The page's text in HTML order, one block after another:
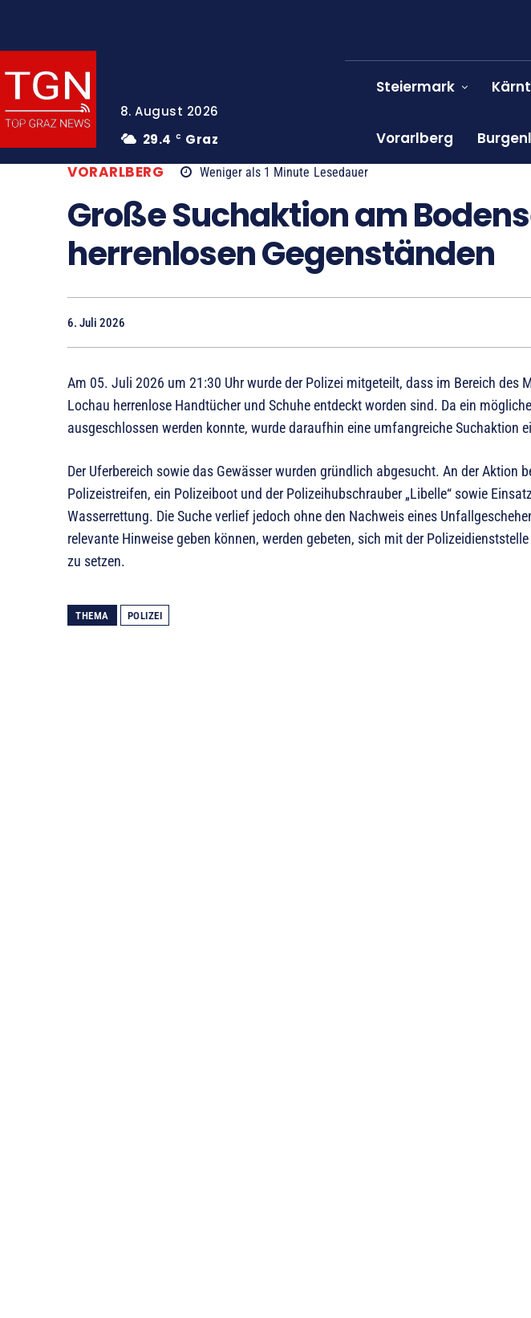
8. August 2026
29.4
C Graz
Steiermark
Vorarlberg
VORARLBERG
Weniger als 1 Minute Lesedauer
Große Suchaktion am
herrenlosen Gegenständen
6. Juli 2026
Am 05. Juli 2026 um 21:30 Uhr wurde der Polizei mitgeteilt, dass im Bereich des
Lochau herrenlose Handtücher und Schuhe entdeckt worden sind. Da ein
ausgeschlossen werden konnte, wurde daraufhin eine umfangreiche Suchaktion
Der Uferbereich sowie das Gewässer wurden gründlich abgesucht. An der Aktion
Polizeistreifen, ein Polizeiboot und der Polizeihubschrauber „Libelle“ sowie
Wasserrettung. Die Suche verlief jedoch ohne den Nachweis eines
relevante Hinweise geben können, werden gebeten, sich mit der
zu setzen.
THEMA POLIZEI